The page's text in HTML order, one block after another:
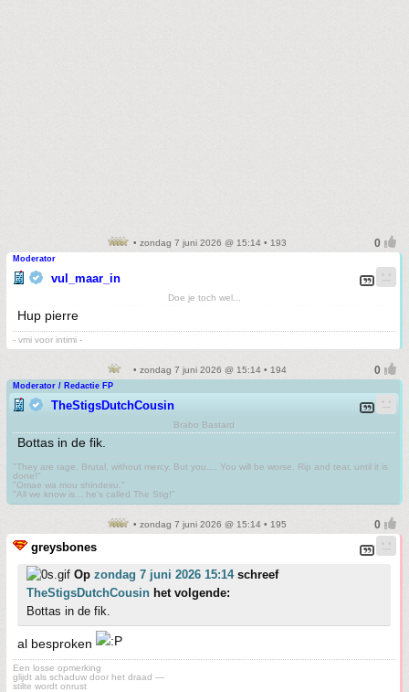
• zondag 7 juni 2026 @ 15:14 • 193
Moderator
vul_maar_in
Doe je toch wel...
Hup pierre
- vmi voor intimi -
• zondag 7 juni 2026 @ 15:14 • 194
Moderator / Redactie FP
TheStigsDutchCousin
Brabo Bastard
Bottas in de fik.
"They are rage. Brutal, without mercy. But you.... You will be worse. Rip and tear, until it is
done!"
"Omae wa mou shindeiru."
"All we know is... he's called The Stig!"
• zondag 7 juni 2026 @ 15:14 • 195
greysbones
Op zondag 7 juni 2026 15:14schreef
TheStigsDutchCousin het volgende:
Bottas in de fik.
al besproken
Een losse opmerking
glijdt als schaduw door het draad —
stilte wordt onrust